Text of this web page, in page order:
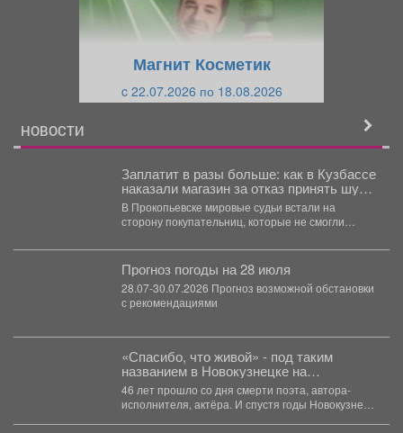
Магнит Косметик
c 22.07.2026 по 18.08.2026
НОВОСТИ
Заплатит в разы больше: как в Кузбассе
наказали магазин за отказ принять шубу
обратно
В Прокопьевске мировые судьи встали на
сторону покупательниц, которые не смогли
Прогноз погоды на 28 июля
28.07-30.07.2026 Прогноз возможной обстановки
с рекомендациями
«Спасибо, что живой» - под таким
названием в Новокузнецке на
«Кузбасской ярмарке» состоялся
концерт памяти Владимира Высоцкого.
46 лет прошло со дня смерти поэта, автора-
исполнителя, актёра. И спустя годы Новокузнецк